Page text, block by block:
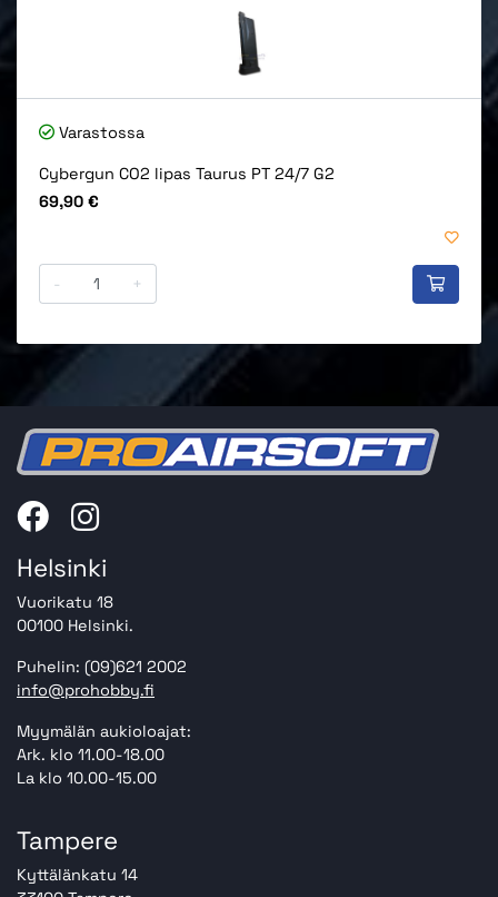
Varastossa
Cybergun CO2 lipas Taurus PT 24/7 G2
Hinta
69,90 €
- +
Helsinki
Vuorikatu 18
00100 Helsinki.
Puhelin: (09)621 2002
info@prohobby.fi
Myymälän aukioloajat:
Ark. klo 11.00-18.00
La klo 10.00-15.00
Tampere
Kyttälänkatu 14